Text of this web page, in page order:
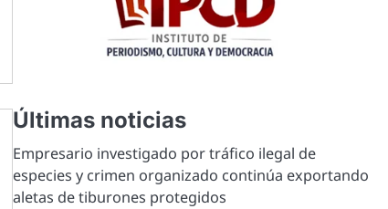
Últimas noticias
Empresario investigado por tráfico ilegal de
especies y crimen organizado continúa exportando
aletas de tiburones protegidos